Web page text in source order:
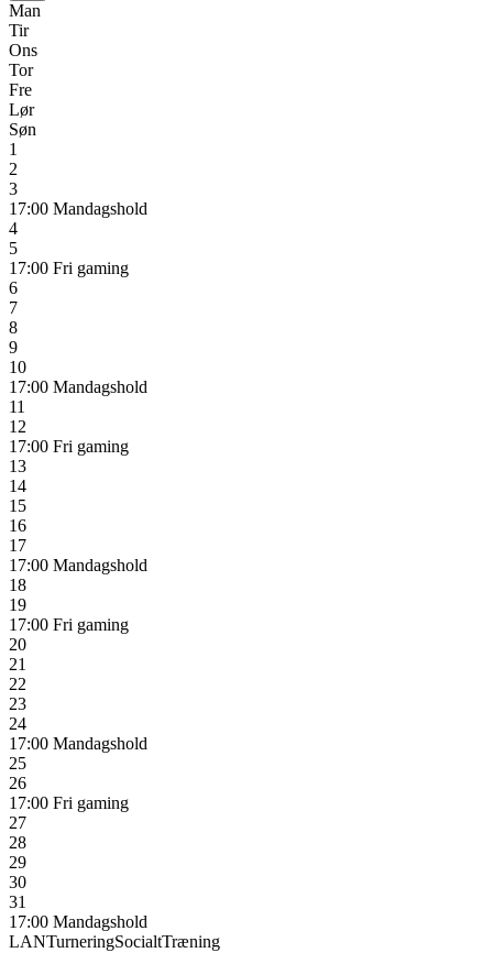
Man
Tir
Ons
Tor
Fre
Lør
Søn
1
2
3
17:00 Mandagshold
4
5
17:00 Fri gaming
6
7
8
9
10
17:00 Mandagshold
11
12
17:00 Fri gaming
13
14
15
16
17
17:00 Mandagshold
18
19
17:00 Fri gaming
20
21
22
23
24
17:00 Mandagshold
25
26
17:00 Fri gaming
27
28
29
30
31
17:00 Mandagshold
LANTurneringSocialtTræning